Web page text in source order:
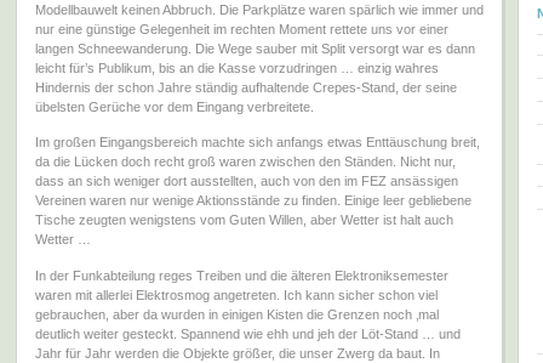
Modellbauwelt keinen Abbruch. Die Parkplätze waren spärlich wie immer und
nur eine günstige Gelegenheit im rechten Moment rettete uns vor einer
langen Schneewanderung. Die Wege sauber mit Split versorgt war es dann
leicht für’s Publikum, bis an die Kasse vorzudringen … einzig wahres
Hindernis der schon Jahre ständig aufhaltende Crepes-Stand, der seine
übelsten Gerüche vor dem Eingang verbreitete.
Im großen Eingangsbereich machte sich anfangs etwas Enttäuschung breit,
da die Lücken doch recht groß waren zwischen den Ständen. Nicht nur,
dass an sich weniger dort ausstellten, auch von den im FEZ ansässigen
Vereinen waren nur wenige Aktionsstände zu finden. Einige leer gebliebene
Tische zeugten wenigstens vom Guten Willen, aber Wetter ist halt auch
Wetter …
In der Funkabteilung reges Treiben und die älteren Elektroniksemester
waren mit allerlei Elektrosmog angetreten. Ich kann sicher schon viel
gebrauchen, aber da wurden in einigen Kisten die Grenzen noch ‚mal
deutlich weiter gesteckt. Spannend wie ehh und jeh der Löt-Stand … und
Jahr für Jahr werden die Objekte größer, die unser Zwerg da baut. In